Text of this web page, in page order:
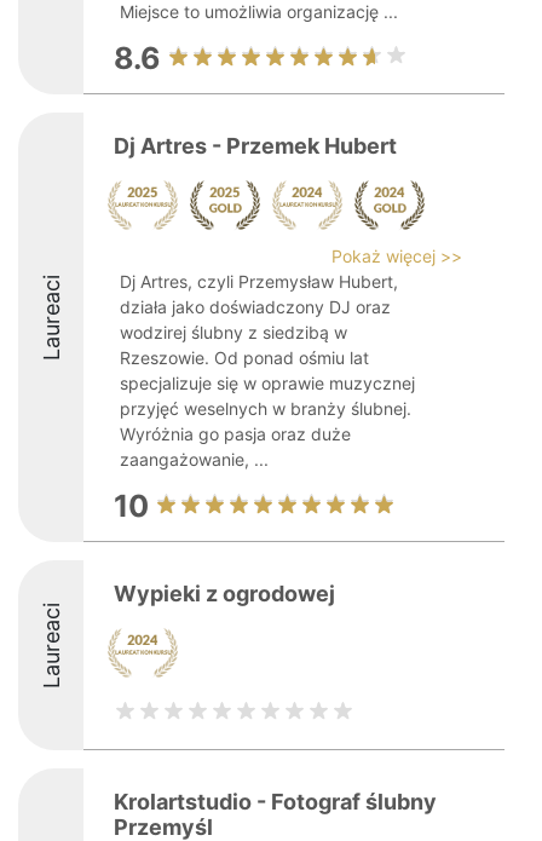
Miejsce to umożliwia organizację ...
8.6
Laureaci
Dj Artres - Przemek Hubert
Pokaż więcej >>
Dj Artres, czyli Przemysław Hubert,
działa jako doświadczony DJ oraz
wodzirej ślubny z siedzibą w
Rzeszowie. Od ponad ośmiu lat
specjalizuje się w oprawie muzycznej
przyjęć weselnych w branży ślubnej.
Wyróżnia go pasja oraz duże
zaangażowanie, ...
10
Laureaci
Wypieki z ogrodowej
Krolartstudio - Fotograf ślubny
Przemyśl